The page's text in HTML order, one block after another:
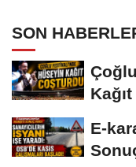
SON
E-